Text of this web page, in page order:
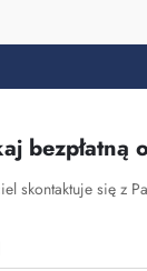
bezpłatną
skontaktuje się z